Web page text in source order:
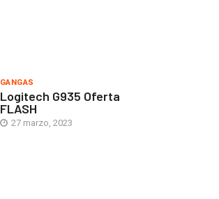
GANGAS
Logitech G935 Oferta
FLASH
27 marzo, 2023